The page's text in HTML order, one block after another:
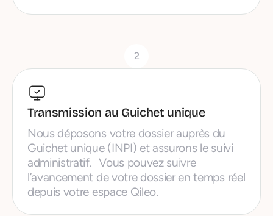
2
Transmission au Guichet unique
Nous déposons votre dossier auprès du
Guichet unique (INPI) et assurons le suivi
administratif. Vous pouvez suivre
l’avancement de votre dossier en temps réel
depuis votre espace Qileo.